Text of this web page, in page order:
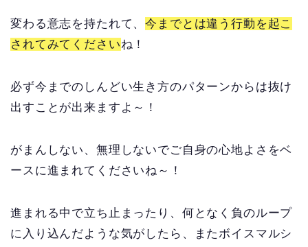
変わる意志を持たれて、今までとは違う行動を起こ
されてみてくださいね！
必ず今までのしんどい生き方のパターンからは抜け
出すことが出来ますよ～！
がまんしない、無理しないでご自身の心地よさをベ
ースに進まれてくださいね～！
進まれる中で立ち止まったり、何となく負のループ
に入り込んだような気がしたら、またボイスマルシ